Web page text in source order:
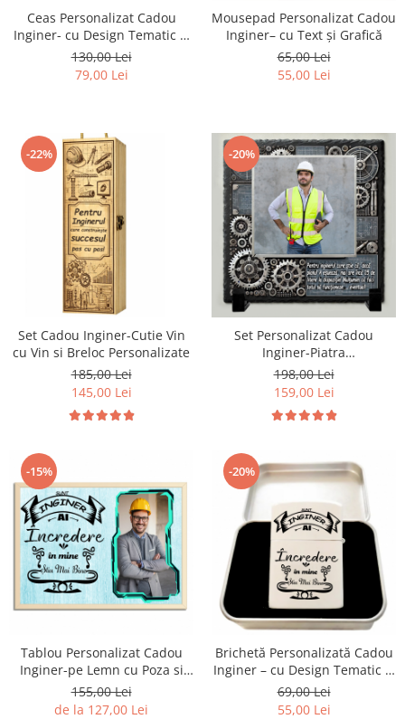
Ceas Personalizat Cadou
Inginer- cu Design Tematic si
Text
130,00 Lei
79,00 Lei
Mousepad Personalizat Cadou
Inginer– cu Text și Grafică
65,00 Lei
55,00 Lei
-22%
Set Cadou Inginer-Cutie Vin
cu Vin si Breloc Personalizate
185,00 Lei
145,00 Lei
-20%
Set Personalizat Cadou
Inginer-Piatra
Ardezie,Portofel,Breloc
198,00 Lei
159,00 Lei
-15%
Tablou Personalizat Cadou
Inginer-pe Lemn cu Poza si
Text
155,00 Lei
de la 127,00 Lei
-20%
Brichetă Personalizată Cadou
Inginer – cu Design Tematic și
Poză
69,00 Lei
55,00 Lei